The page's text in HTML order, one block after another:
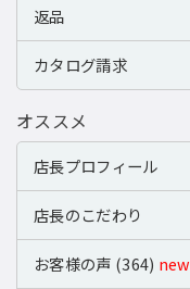
返品
カタログ請求
オススメ
店長プロフィール
店長のこだわり
お客様の声 (364) new